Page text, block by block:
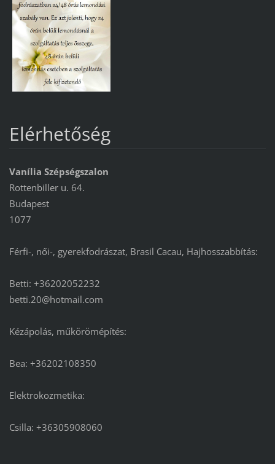
Elérhetőség
Vanília Szépségszalon
Rottenbiller u. 64.
Budapest
1077
Férfi-, női-, gyerekfodrászat, Brasil Cacau, Hajhosszabbítás:
Betti: +36202052232
betti.20@hotmail.com
Kézápolás, műkörömépítés:
Bea: +36202108350
Elektrokozmetika:
Csilla: +36305908060